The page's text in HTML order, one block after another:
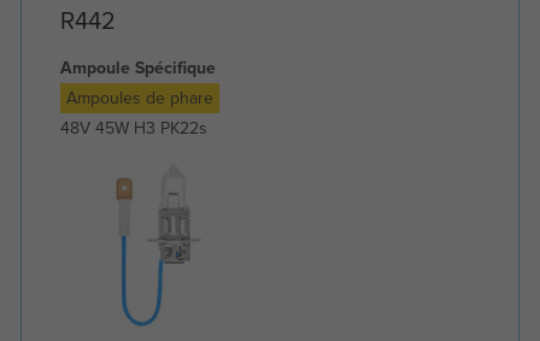
R442
Ampoule Spécifique
Ampoules de phare
48V 45W H3 PK22s